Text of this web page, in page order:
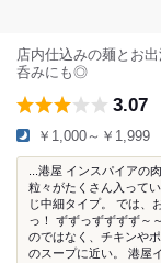
店内仕込みの麺とお
呑みにも◎
3.07
￥1,000～￥1,999
...港屋 インスパイアの
粒々がたくさん入って
じ中細タイプ。 では、
っ！ ずずっずずずず～
のではなく、チキンや
のスープに近い。 港屋